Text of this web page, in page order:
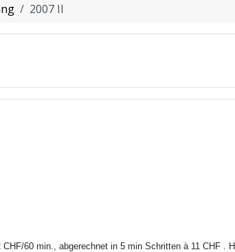
2007 II
60 min., abgerechnet in 5 min Schritten à 11 CHF .